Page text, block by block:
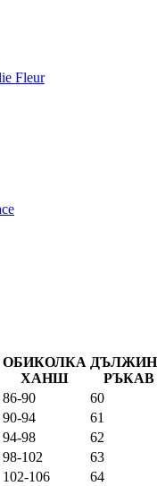
ОБИКОЛКА
ХАНШ
РЪКАВ
86-90
60
90-94
61
94-98
62
98-102
63
102-106 64